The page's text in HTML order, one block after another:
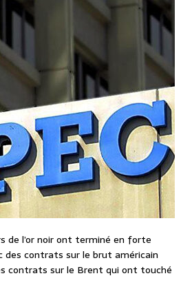
de l’or noir ont terminé en forte
des contrats sur le brut américain
contrats sur le Brent qui ont touché